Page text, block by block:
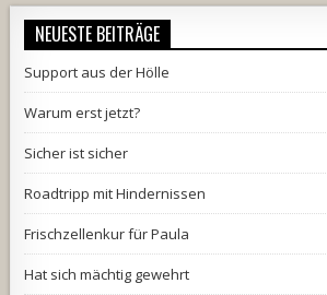
NEUESTE BEITRÄGE
Support aus der Hölle
Warum erst jetzt?
Sicher ist sicher
Roadtripp mit Hindernissen
Frischzellenkur für Paula
Hat sich mächtig gewehrt